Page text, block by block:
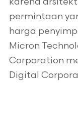
permintaan
harga
Micron
Corporation
Digital